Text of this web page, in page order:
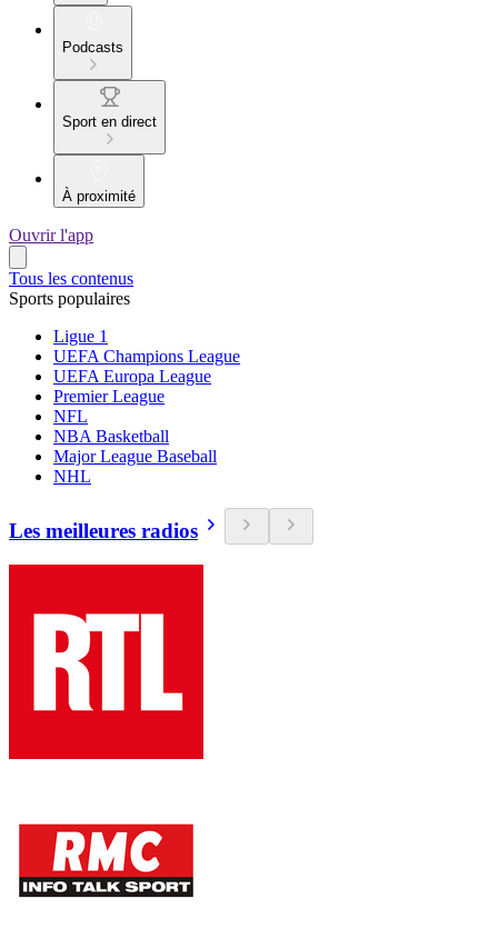
Podcasts
Sport en direct
À proximité
Ouvrir l'app
Tous les contenus
Sports populaires
Ligue 1
UEFA Champions League
UEFA Europa League
Premier League
NFL
NBA Basketball
Major League Baseball
NHL
Les meilleures radios